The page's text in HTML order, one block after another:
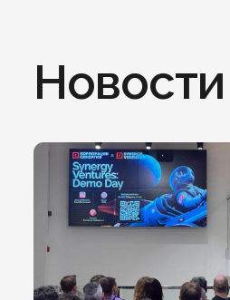
Новости